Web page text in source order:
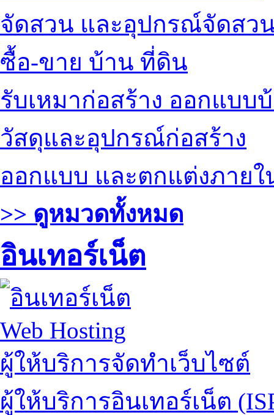
จัดสวน และอุปกรณ์จัดสว
ซื้อ-ขาย บ้าน ที่ดิน
รับเหมาก่อสร้าง ออกแบบ
วัสดุและอุปกรณ์ก่อสร้าง
ออกแบบ และตกแต่งภายใ
>> ดูหมวดทั้งหมด
อินเทอร์เน็ต
Web Hosting
ผู้ให้บริการจัดทำเว็บไซต์
ผู้ให้บริการอินเทอร์เน็ต